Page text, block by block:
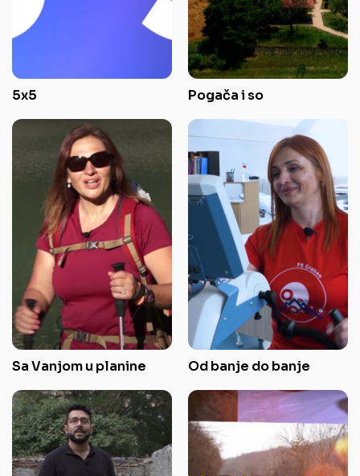
5x5 Pogača i so
Sa Vanjom u planine Od banje do banje